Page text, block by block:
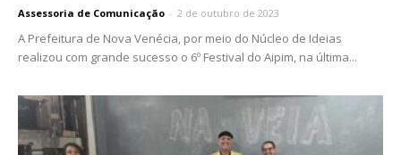
Assessoria de Comunicação - 2 de outubro de 2023
A Prefeitura de Nova Venécia, por meio do Núcleo de Ideias
realizou com grande sucesso o 6º Festival do Aipim, na última...